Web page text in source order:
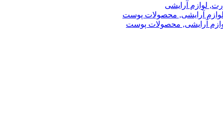
لوازم آرایشی
آرایشی, محصولات پوست
آرایشی, محصولات پوست